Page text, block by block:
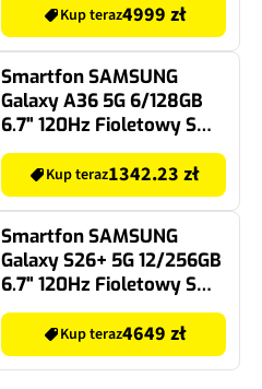
Kup teraz4999 zł
Smartfon SAMSUNG
Galaxy A36 5G 6/128GB
6.7" 120Hz Fioletowy SM-
A366
Kup teraz1342.23 zł
Smartfon SAMSUNG
Galaxy S26+ 5G 12/256GB
6.7" 120Hz Fioletowy SM-
S947
Kup teraz4649 zł